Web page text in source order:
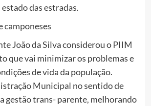
das estradas.
camponeses
João da Silva considerou o PIIM
que vai minimizar os problemas e
de vida da população.
Municipal no sentido de
gestão trans- parente, melhorando